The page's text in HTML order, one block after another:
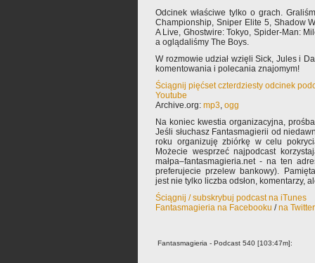
Odcinek właściwe tylko o grach.
Championship, Sniper Elite 5, Shadow
A Live, Ghostwire: Tokyo, Spider-Man:
a oglądaliśmy The Boys.
W rozmowie udział wzięli Sick, Jules i
komentowania i polecania znajomym!
Ściągnij pięćset czterdziesty odcinek
Youtube
Archive.org: mp3, ogg
Na koniec kwestia organizacyjna,
Jeśli słuchasz Fantasmagierii od
roku organizuję zbiórkę w celu
Możecie wesprzeć najpodcast
małpa–fantasmagieria.net - na ten
preferujecie przelew bankowy).
jest nie tylko liczba odsłon, komentarzy,
Ściągnij / subskrybuj podcast na iTunes
Fantasmagieria na Facebooku /na
Fantasmagieria - Podcast 540 [103:47m]: